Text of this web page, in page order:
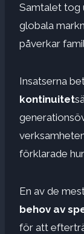
Samtalet tog
globala
påverkar
Insatserna
kontinuitet
förklarade
En av de
behov av
för att